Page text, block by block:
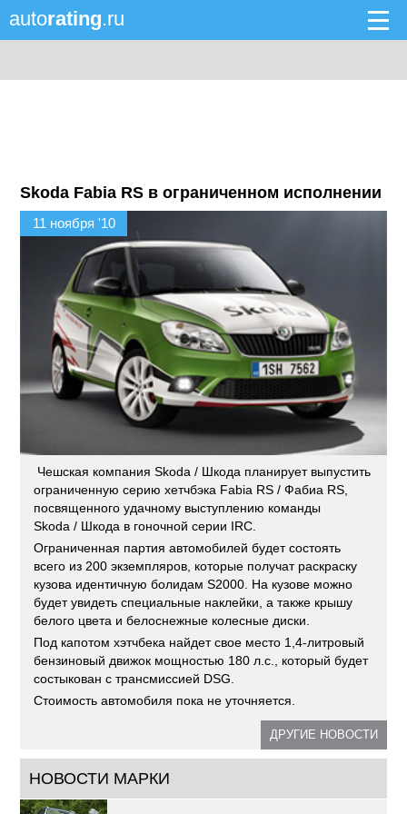
autorating.ru
Skoda Fabia RS в ограниченном исполнении
11 ноября '10
Чешская компания Skoda / Шкода планирует выпустить
ограниченную серию хетчбэка Fabia RS / Фабиа RS,
посвященного удачному выступлению команды
Skoda / Шкода в гоночной серии IRC.
Ограниченная партия автомобилей будет состоять
всего из 200 экземпляров, которые получат раскраску
кузова идентичную болидам S2000. На кузове можно
будет увидеть специальные наклейки, а также крышу
белого цвета и белоснежные колесные диски.
Под капотом хэтчбека найдет свое место 1,4-литровый
бензиновый движок мощностью 180 л.с., который будет
состыкован с трансмиссией DSG.
Стоимость автомобиля пока не уточняется.
ДРУГИЕ НОВОСТИ
НОВОСТИ МАРКИ